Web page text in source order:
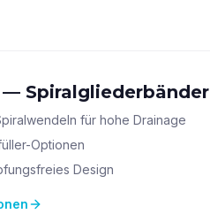
— Spiralgliederbänder
für hohe Drainage
Optionen
Design